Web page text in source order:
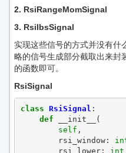
2. RsiRangeMomSignal
3. RsiIbsSignal
实现这些信号的方式并没有什
略的信号生成部分截取出来封
的函数即可。
RsiSignal
class RsiSignal :
def
__init__
(
self ,
rsi_window:
rsi_lower: int